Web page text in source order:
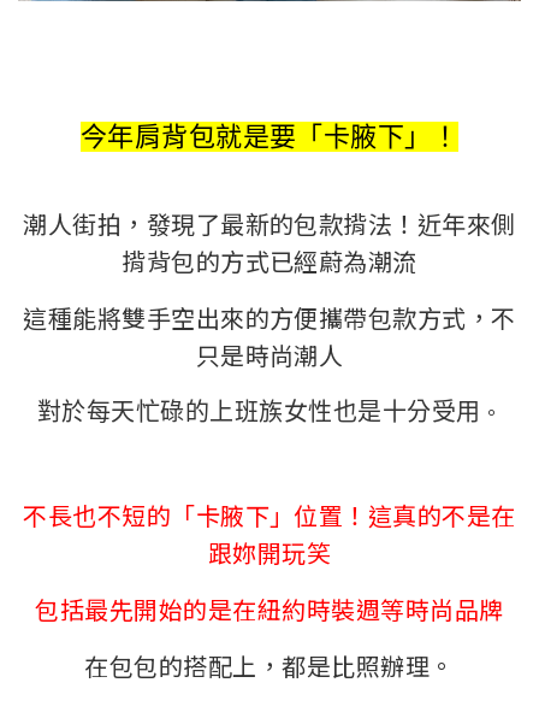
今年肩背包就是要「卡腋下」！
潮人街拍，發現了最新的包款揹法！近年來側
揹背包的方式已經蔚為潮流
這種能將雙手空出來的方便攜帶包款方式，不
只是時尚潮人
對於每天忙碌的上班族女性也是十分受用 。
不長也不短的「卡腋下」位置！這真的不是在
跟妳開玩笑
包括最先開始的是在紐約時裝週等時尚品牌
在包包的搭配上，都是比照辦理。